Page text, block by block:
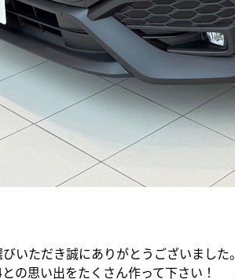
いただき誠にありがとうございました。
の思い出をたくさん作って下さい！